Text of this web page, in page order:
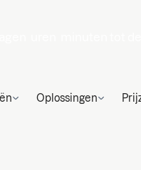
Oplossingen